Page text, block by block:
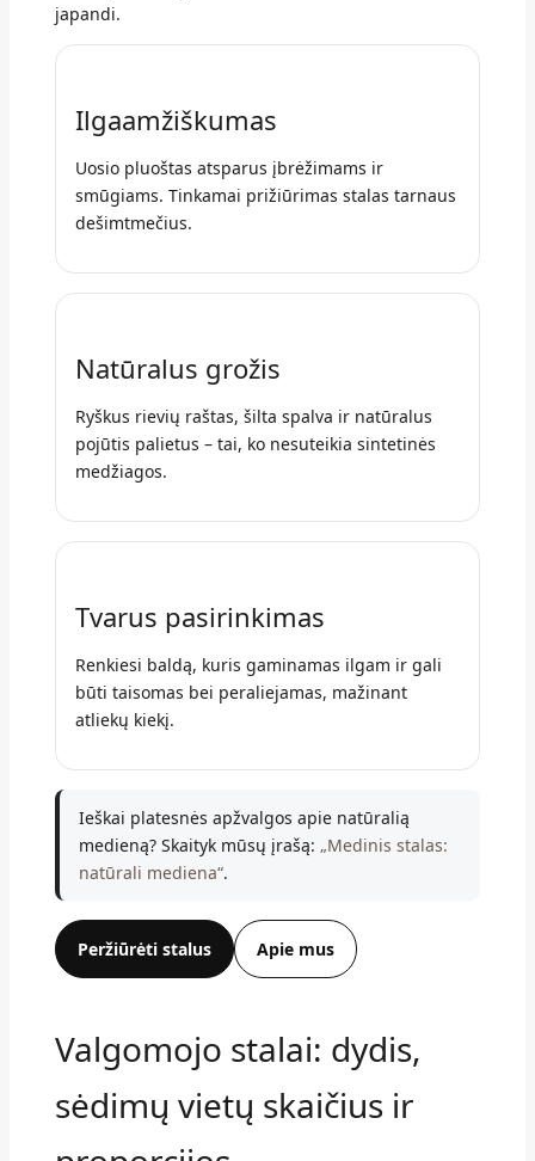
japandi.
Ilgaamžiškumas
Uosio pluoštas atsparus įbrėžimams ir
smūgiams. Tinkamai prižiūrimas stalas tarnaus
dešimtmečius.
Natūralus grožis
Ryškus rievių raštas, šilta spalva ir natūralus
pojūtis palietus – tai, ko nesuteikia sintetinės
medžiagos.
Tvarus pasirinkimas
Renkiesi baldą, kuris gaminamas ilgam ir gali
būti taisomas bei peraliejamas, mažinant
atliekų kiekį.
Ieškai platesnės apžvalgos apie natūralią
medieną? Skaityk mūsų įrašą: „Medinis stalas:
natūrali mediena“.
Peržiūrėti stalus Apie mus
Valgomojo stalai: dydis,
sėdimų vietų skaičius ir